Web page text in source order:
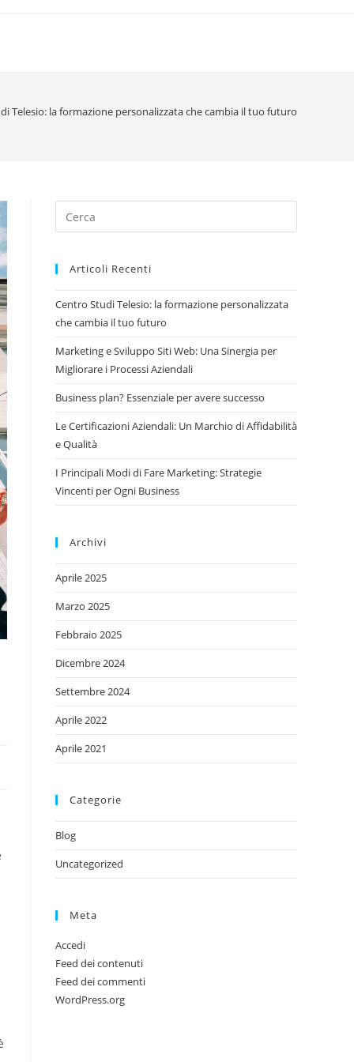
Telesio: la formazione personalizzata che cambia il tuo futuro
Articoli Recenti
Centro Studi Telesio: la formazione personalizzata
che cambia il tuo futuro
Marketing e Sviluppo Siti Web: Una Sinergia per
Migliorare i Processi Aziendali
Business plan? Essenziale per avere successo
Le Certificazioni Aziendali: Un Marchio di Affidabilità
e Qualità
I Principali Modi di Fare Marketing: Strategie
Vincenti per Ogni Business
Archivi
Aprile 2025
Marzo 2025
Febbraio 2025
Dicembre 2024
Settembre 2024
Aprile 2022
Aprile 2021
Categorie
Blog
Uncategorized
Meta
Accedi
Feed dei contenuti
Feed dei commenti
WordPress.org